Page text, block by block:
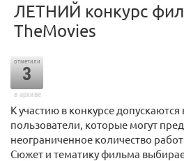
ЛЕТНИЙ конкурс
TheMovies
отметили
3
в архиве
К участию в конкурсе
пользователи, которые могут
неограниченное количество
Сюжет и тематику фильма